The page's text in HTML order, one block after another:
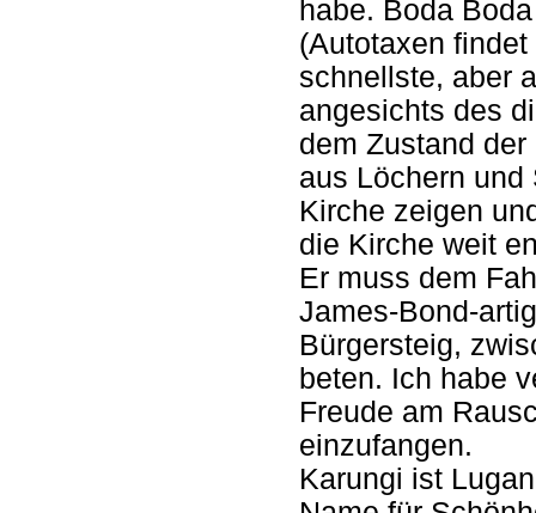
habe. Boda
(Autotaxen
schnellste, aber
angesichts des
dem Zustand
aus Löchern
Kirche zeigen
die Kirche weit
Er muss dem
James-Bond-
Bürgersteig,
beten. Ich habe
Freude am
einzufangen.
Karungi ist